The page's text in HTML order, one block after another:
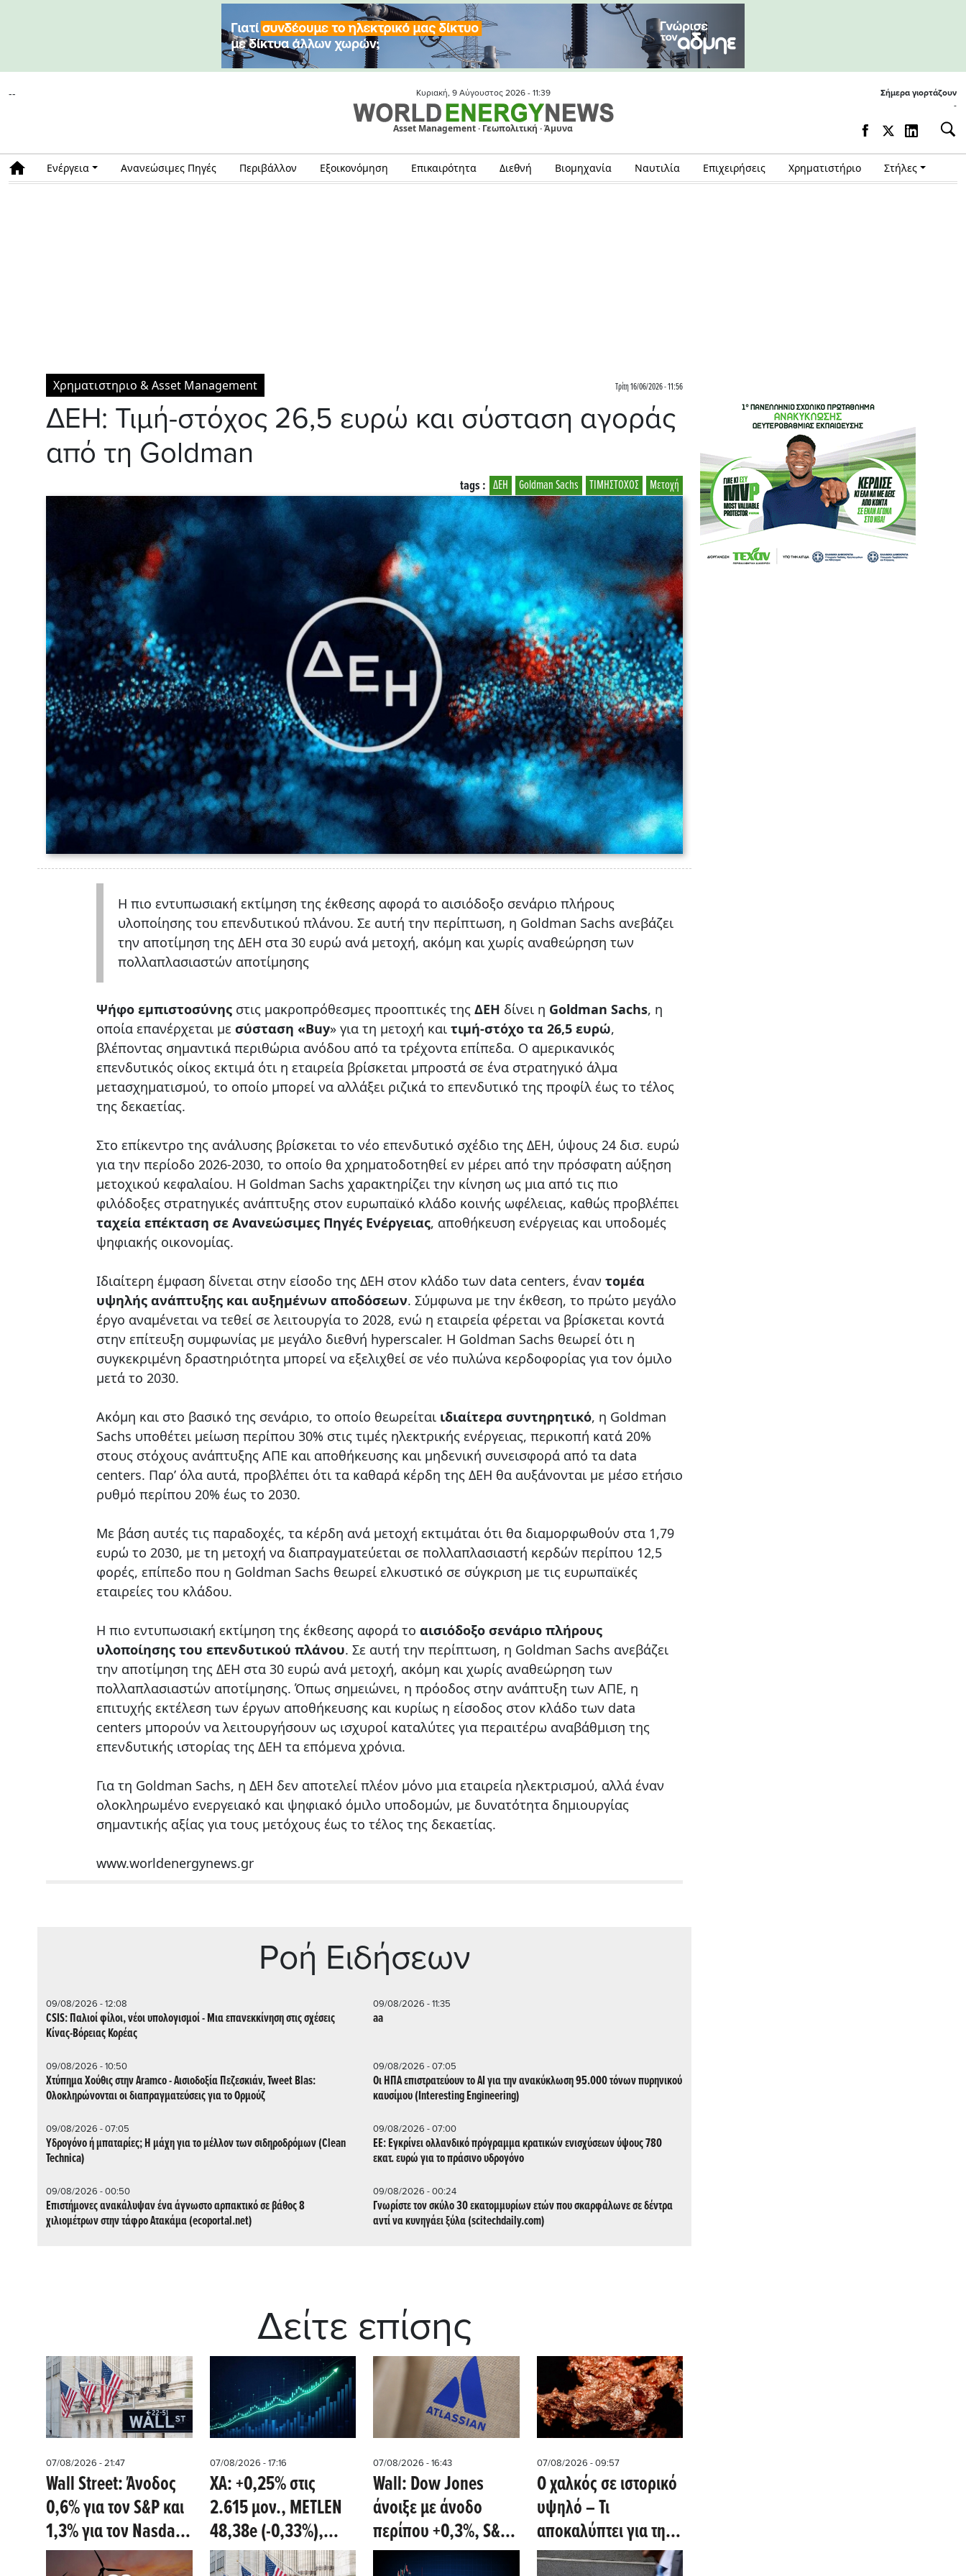
-- Κυριακή, 9 Αύγουστος 2026 - 11:39
Asset Management · Γεωπολιτική · Άμυνα
Σήμερα γιορτάζουν
-
Ενέργεια Ανανεώσιμες Πηγές Περιβάλλον Εξοικονόμηση Επικαιρότητα Διεθνή Βιομηχανία Ναυτιλία Επιχειρήσεις Χρηματιστήριο Στήλες
Χρηματιστηριο & Asset Management Τρίτη 16/06/2026 - 11:56
ΔΕΗ: Τιμή-στόχος 26,5 ευρώ και σύσταση αγοράς
από τη Goldman
Μετοχή
ΤΙΜΗΣΤΟΧΟΣ
Goldman Sachs
ΔΕΗ
tags :
Η πιο εντυπωσιακή εκτίμηση της έκθεσης αφορά το αισιόδοξο σενάριο πλήρους
υλοποίησης του επενδυτικού πλάνου. Σε αυτή την περίπτωση, η Goldman Sachs ανεβάζει
την αποτίμηση της ΔΕΗ στα 30 ευρώ ανά μετοχή, ακόμη και χωρίς αναθεώρηση των
πολλαπλασιαστών αποτίμησης
Ψήφο εμπιστοσύνης στις μακροπρόθεσμες προοπτικές της ΔΕΗ δίνει η Goldman Sachs, η
οποία επανέρχεται με σύσταση «Buy» για τη μετοχή και τιμή-στόχο τα 26,5 ευρώ,
βλέποντας σημαντικά περιθώρια ανόδου από τα τρέχοντα επίπεδα. Ο αμερικανικός
επενδυτικός οίκος εκτιμά ότι η εταιρεία βρίσκεται μπροστά σε ένα στρατηγικό άλμα
μετασχηματισμού, το οποίο μπορεί να αλλάξει ριζικά το επενδυτικό της προφίλ έως το τέλος
της δεκαετίας.
Στο επίκεντρο της ανάλυσης βρίσκεται το νέο επενδυτικό σχέδιο της ΔΕΗ, ύψους 24 δισ. ευρώ
για την περίοδο 2026-2030, το οποίο θα χρηματοδοτηθεί εν μέρει από την πρόσφατη αύξηση
μετοχικού κεφαλαίου. Η Goldman Sachs χαρακτηρίζει την κίνηση ως μια από τις πιο
φιλόδοξες στρατηγικές ανάπτυξης στον ευρωπαϊκό κλάδο κοινής ωφέλειας, καθώς προβλέπει
ταχεία επέκταση σε Ανανεώσιμες Πηγές Ενέργειας, αποθήκευση ενέργειας και υποδομές
ψηφιακής οικονομίας.
Ιδιαίτερη έμφαση δίνεται στην είσοδο της ΔΕΗ στον κλάδο των data centers, έναν τομέα
υψηλής ανάπτυξης και αυξημένων αποδόσεων. Σύμφωνα με την έκθεση, το πρώτο μεγάλο
έργο αναμένεται να τεθεί σε λειτουργία το 2028, ενώ η εταιρεία φέρεται να βρίσκεται κοντά
στην επίτευξη συμφωνίας με μεγάλο διεθνή hyperscaler. Η Goldman Sachs θεωρεί ότι η
συγκεκριμένη δραστηριότητα μπορεί να εξελιχθεί σε νέο πυλώνα κερδοφορίας για τον όμιλο
μετά το 2030.
Ακόμη και στο βασικό της σενάριο, το οποίο θεωρείται ιδιαίτερα συντηρητικό, η Goldman
Sachs υποθέτει μείωση περίπου 30% στις τιμές ηλεκτρικής ενέργειας, περικοπή κατά 20%
στους στόχους ανάπτυξης ΑΠΕ και αποθήκευσης και μηδενική συνεισφορά από τα data
centers. Παρ’ όλα αυτά, προβλέπει ότι τα καθαρά κέρδη της ΔΕΗ θα αυξάνονται με μέσο ετήσιο
ρυθμό περίπου 20% έως το 2030.
Με βάση αυτές τις παραδοχές, τα κέρδη ανά μετοχή εκτιμάται ότι θα διαμορφωθούν στα 1,79
ευρώ το 2030, με τη μετοχή να διαπραγματεύεται σε πολλαπλασιαστή κερδών περίπου 12,5
φορές, επίπεδο που η Goldman Sachs θεωρεί ελκυστικό σε σύγκριση με τις ευρωπαϊκές
εταιρείες του κλάδου.
Η πιο εντυπωσιακή εκτίμηση της έκθεσης αφορά το αισιόδοξο σενάριο πλήρους
υλοποίησης του επενδυτικού πλάνου. Σε αυτή την περίπτωση, η Goldman Sachs ανεβάζει
την αποτίμηση της ΔΕΗ στα 30 ευρώ ανά μετοχή, ακόμη και χωρίς αναθεώρηση των
πολλαπλασιαστών αποτίμησης. Όπως σημειώνει, η πρόοδος στην ανάπτυξη των ΑΠΕ, η
επιτυχής εκτέλεση των έργων αποθήκευσης και κυρίως η είσοδος στον κλάδο των data
centers μπορούν να λειτουργήσουν ως ισχυροί καταλύτες για περαιτέρω αναβάθμιση της
επενδυτικής ιστορίας της ΔΕΗ τα επόμενα χρόνια.
Για τη Goldman Sachs, η ΔΕΗ δεν αποτελεί πλέον μόνο μια εταιρεία ηλεκτρισμού, αλλά έναν
ολοκληρωμένο ενεργειακό και ψηφιακό όμιλο υποδομών, με δυνατότητα δημιουργίας
σημαντικής αξίας για τους μετόχους έως το τέλος της δεκαετίας.
www.worldenergynews.gr
Ρoή Ειδήσεων
09/08/2026 - 12:08
CSIS: Παλιοί φίλοι, νέοι υπολογισμοί - Μια επανεκκίνηση στις σχέσεις
Κίνας-Βόρειας Κορέας
09/08/2026 - 11:35
aa
09/08/2026 - 10:50
Χτύπημα Χούθις στην Aramco - Aισιοδοξία Πεζεσκιάν, Tweet Blas:
Ολοκληρώνονται οι διαπραγματεύσεις για το Ορμούζ
09/08/2026 - 07:05
Οι ΗΠΑ επιστρατεύουν το AI για την ανακύκλωση 95.000 τόνων πυρηνικού
καυσίμου (Interesting Engineering)
09/08/2026 - 07:05
Υδρογόνο ή μπαταρίες; Η μάχη για το μέλλον των σιδηροδρόμων (Clean
Technica)
09/08/2026 - 07:00
ΕΕ: Εγκρίνει ολλανδικό πρόγραμμα κρατικών ενισχύσεων ύψους 780
εκατ. ευρώ για το πράσινο υδρογόνο
09/08/2026 - 00:50
Επιστήμονες ανακάλυψαν ένα άγνωστο αρπακτικό σε βάθος 8
χιλιομέτρων στην τάφρο Ατακάμα (ecoportal.net)
09/08/2026 - 00:24
Γνωρίστε τον σκύλο 30 εκατομμυρίων ετών που σκαρφάλωνε σε δέντρα
αντί να κυνηγάει ξύλα (scitechdaily.com)
Δείτε επίσης
07/08/2026 - 21:47
Wall Street: Άνοδος
0,6% για τον S&P και
1,3% για τον Nasdaq,
απώλειες 1,1% για
07/08/2026 - 17:16
ΧΑ: +0,25% στις
2.615 μον., METLEN
48,38e (-0,33%),
ΑΔΜΗΕ 4,55e
07/08/2026 - 16:43
Wall: Dow Jones
άνοιξε με άνοδο
περίπου +0,3%, S&P
+0,5%, Nasdaq +1,2%
07/08/2026 - 09:57
Ο χαλκός σε ιστορικό
υψηλό – Τι
αποκαλύπτει για την
παγκόσμια οικονομία